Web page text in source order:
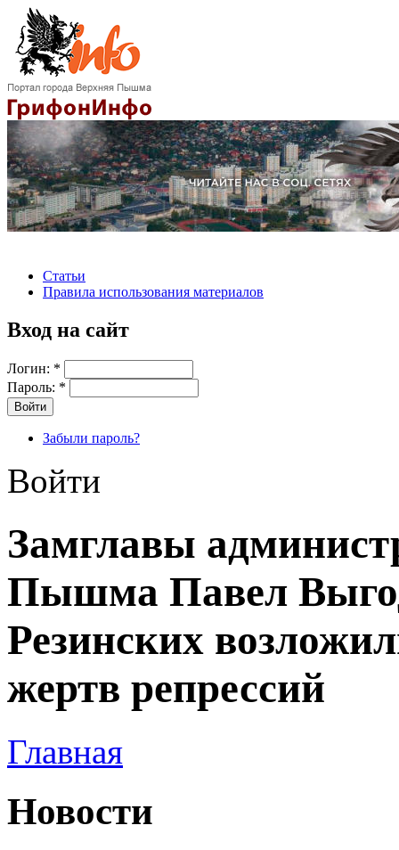
Статьи
Правила использования материалов
Вход на сайт
Логин: *
Пароль: *
Забыли пароль?
Войти
Замглавы
Пышма Павел
Резинских
жертв репрессий
Главная
Новости